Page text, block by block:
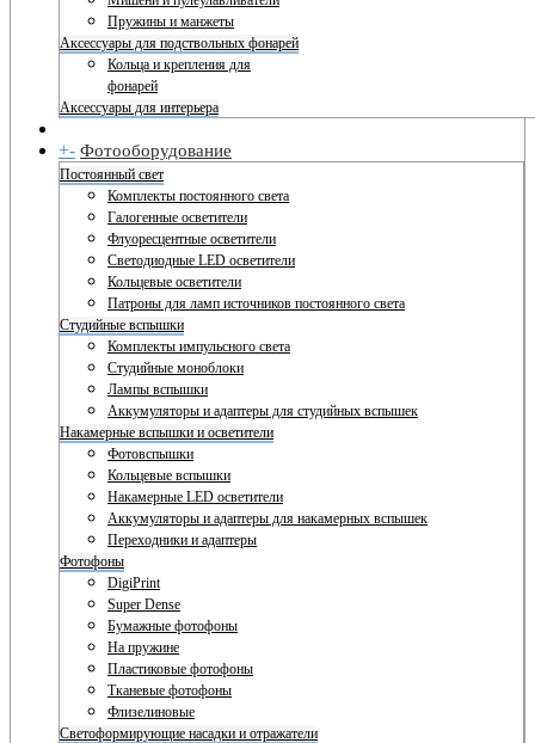
Пружины и манжеты
Аксессуары для подствольных фонарей
Кольца и крепления для
фонарей
Аксессуары для интерьера
+- Фотооборудование
Постоянный свет
Комплекты постоянного света
Галогенные осветители
Флуоресцентные осветители
Светодиодные LED осветители
Кольцевые осветители
Патроны для ламп источников постоянного света
Студийные вспышки
Комплекты импульсного света
Студийные моноблоки
Лампы вспышки
Аккумуляторы и адаптеры для студийных вспышек
Накамерные вспышки и осветители
Фотовспышки
Кольцевые вспышки
Накамерные LED осветители
Аккумуляторы и адаптеры для накамерных вспышек
Переходники и адаптеры
Фотофоны
DigiPrint
Super Dense
Бумажные фотофоны
На пружине
Пластиковые фотофоны
Тканевые фотофоны
Флизелиновые
Светоформирующие насадки и отражатели